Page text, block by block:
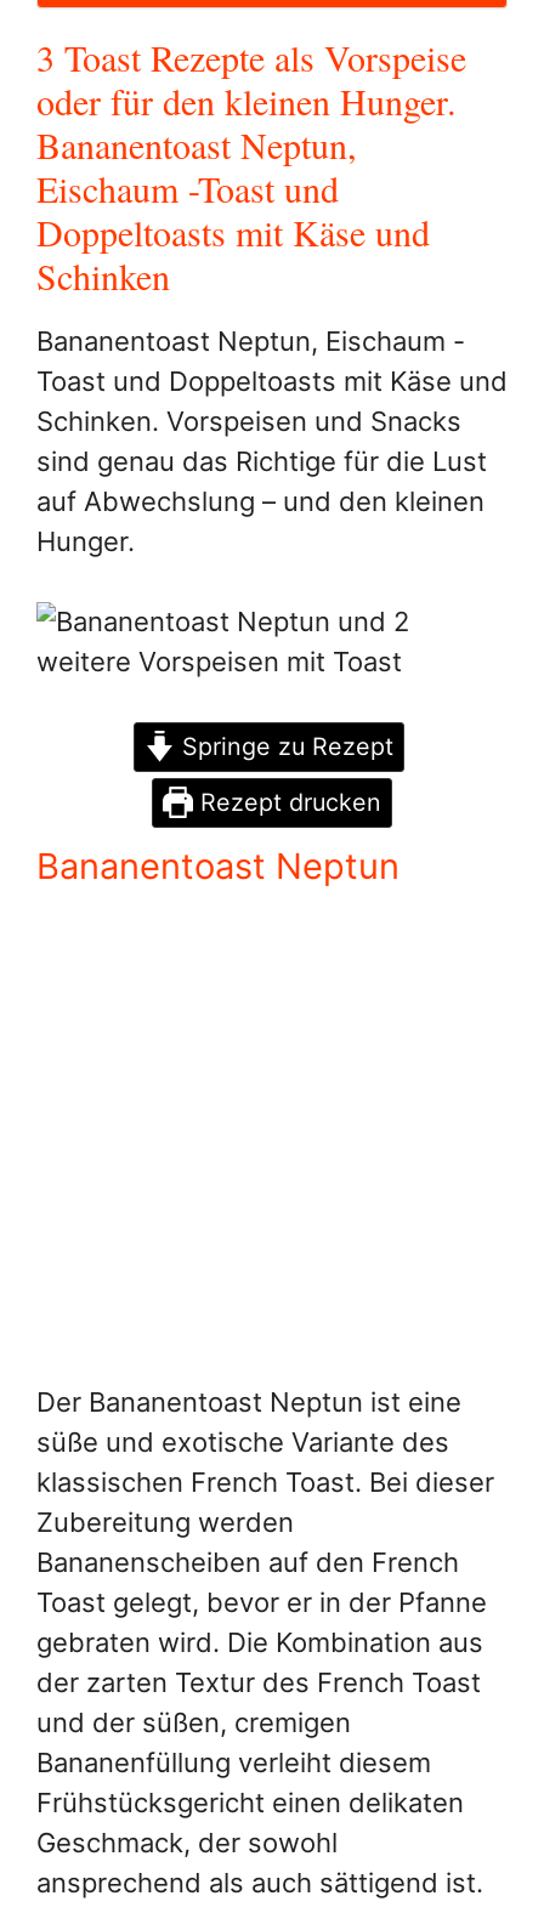
3 Toast Rezepte als Vorspeise
oder für den kleinen Hunger.
Bananentoast Neptun,
Eischaum -Toast und
Doppeltoasts mit Käse und
Schinken
Bananentoast Neptun, Eischaum -
Toast und Doppeltoasts mit Käse und
Schinken. Vorspeisen und Snacks
sind genau das Richtige für die Lust
auf Abwechslung – und den kleinen
Hunger.
Springe zu Rezept
Rezept drucken
Bananentoast Neptun
Bananenfüllung verleiht diesem
Frühstücksgericht einen delikaten
Geschmack, der sowohl
ansprechend als auch sättigend ist.
Rezept drucken
ZUBEREITUNGSZEIT
25Minuten
Min.